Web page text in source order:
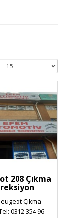
208 Çıkma
Çıkma
0312 354 96